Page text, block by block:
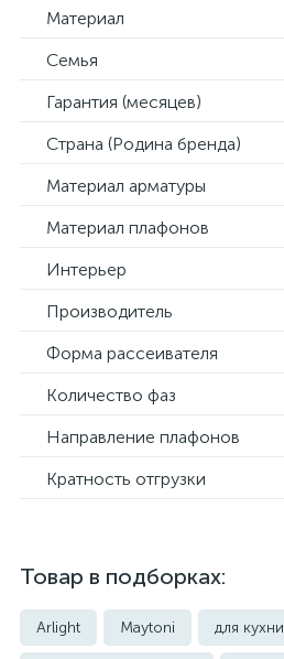
Материал
Семья
Гарантия (месяцев)
Страна (Родина бренда)
Материал арматуры
Материал плафонов
Интерьер
Производитель
Форма рассеивателя
Количество фаз
Направление плафонов
Кратность отгрузки
Товар в подборках:
Arlight Maytoni для кухни